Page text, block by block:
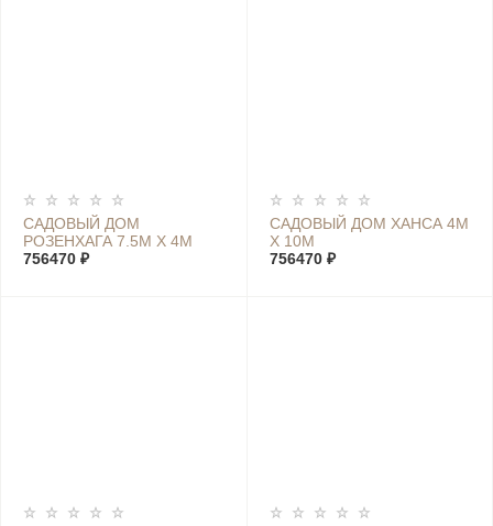
САДОВЫЙ ДОМ
РОЗЕНХАГА 7.5М Х 4М
756470 ₽
САДОВЫЙ ДОМ ХАНСА 4М
Х 10М
756470 ₽